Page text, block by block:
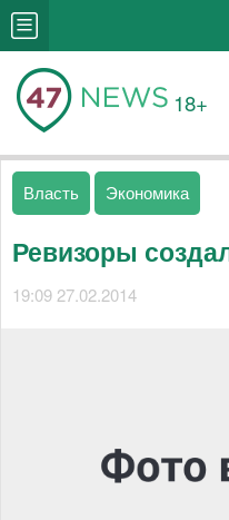
18+
Власть Экономика
Ревизоры
19:09 27.02.2014